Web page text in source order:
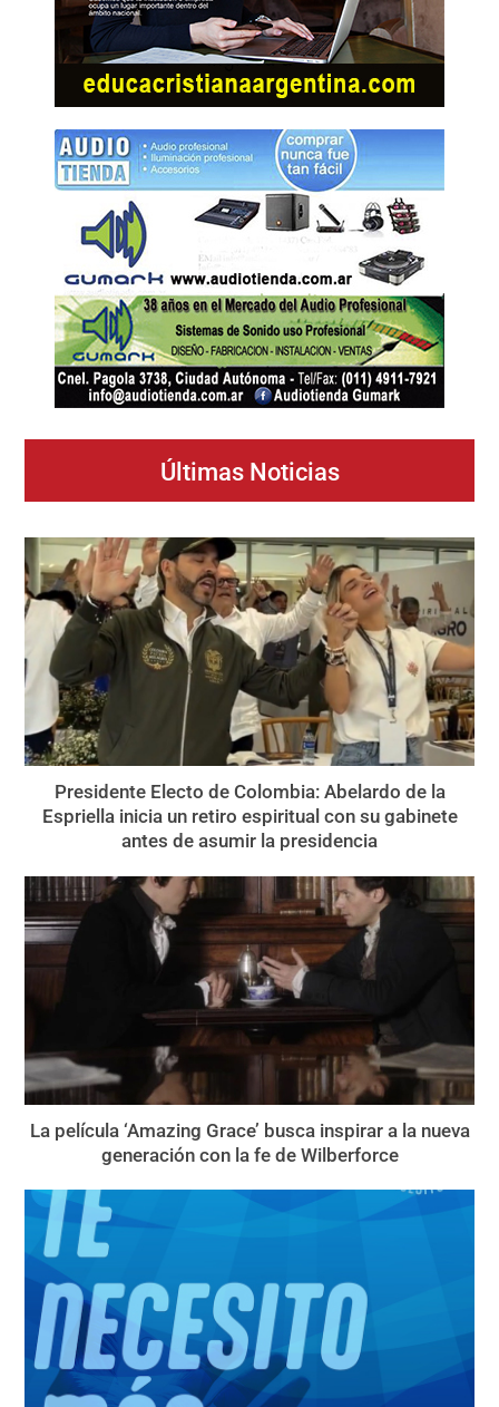
Últimas Noticias
Presidente Electo de Colombia: Abelardo de la
Espriella inicia un retiro espiritual con su gabinete
antes de asumir la presidencia
La película ‘Amazing Grace’ busca inspirar a la nueva
generación con la fe de Wilberforce